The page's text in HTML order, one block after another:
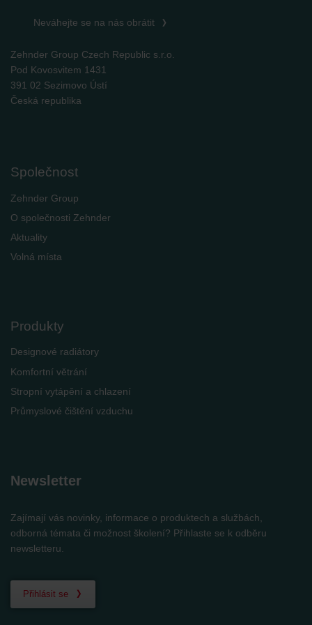
Neváhejte se na nás obrátit
Zehnder Group Czech Republic s.r.o.
Pod Kovosvitem 1431
391 02 Sezimovo Ústí
Česká republika
Společnost
Zehnder Group
O společnosti Zehnder
Aktuality
Volná místa
Produkty
Designové radiátory
Komfortní větrání
Stropní vytápění a chlazení
Průmyslové čištění vzduchu
Newsletter
Zajímají vás novinky, informace o produktech a službách,
odborná témata či možnost školení? Přihlaste se k odběru
newsletteru.
Přihlásit se